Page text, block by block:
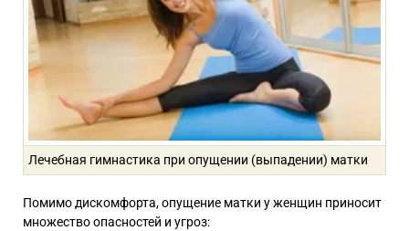
Лечебная гимнастика при опущении (выпадении) матки
Помимо дискомфорта, опущение матки у женщин приносит
множество опасностей и угроз: